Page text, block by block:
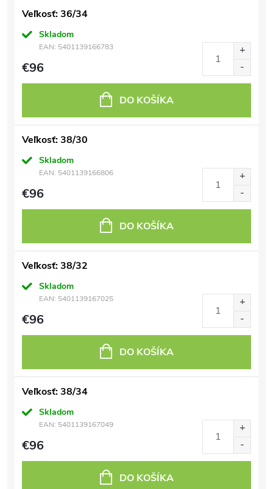
Veľkosť: 36/34
Skladom
EAN: 5401139166783
€96
DO KOŠÍKA
Veľkosť: 38/30
Skladom
EAN: 5401139166806
€96
DO KOŠÍKA
Veľkosť: 38/32
Skladom
EAN: 5401139167025
€96
DO KOŠÍKA
Veľkosť: 38/34
Skladom
EAN: 5401139167049
€96
DO KOŠÍKA